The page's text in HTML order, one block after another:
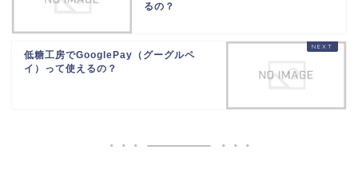
るの？
低糖工房でGooglePay（グーグルペ
イ）って使えるの？